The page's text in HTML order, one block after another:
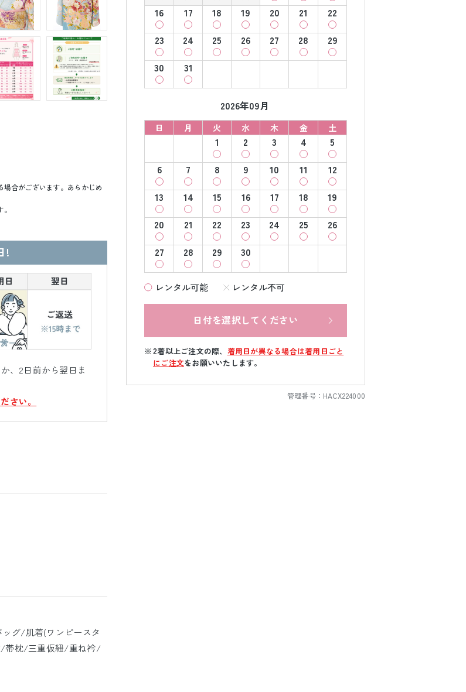
16
17 18 19 20 21
22
23
24 25 26 27 28
29
30
31
2026年09月
日 月 火 水 木 金 土
1 2 3 4
5
6
7 8 9 10 11
12
13
14 15 16 17 18
19
20
21 22 23 24 25
26
27
28 29 30
レンタル可能 レンタル不可
日付を選択してください
2着以上ご注文の際、 着用日が異なる場合は着用日ごと
にご注文をお願いいたします。
管理番号： HACX224000
合がございます。あらかじめ
!
、2日前から翌日ま
さい。
グ/肌着(ワンピースタ
帯枕/三重仮紐/重ね衿/